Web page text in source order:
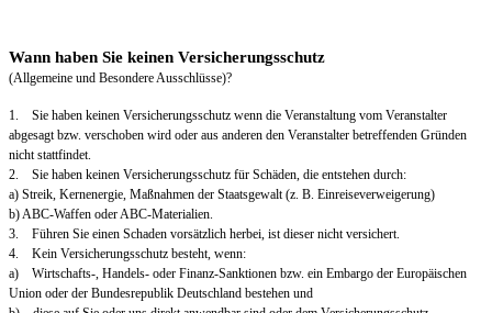
Wann haben Sie keinen Versicherungsschutz
(Allgemeine und Besondere Ausschlüsse)?
1. Sie haben keinen Versicherungsschutz wenn die Veranstaltung vom Veranstalter
abgesagt bzw. verschoben wird oder aus anderen den Veranstalter betreffenden Gründen
nicht stattfindet.
2. Sie haben keinen Versicherungsschutz für Schäden, die entstehen durch:
a) Streik, Kernenergie, Maßnahmen der Staatsgewalt (z. B. Einreiseverweigerung)
b) ABC-Waffen oder ABC-Materialien.
3. Führen Sie einen Schaden vorsätzlich herbei, ist dieser nicht versichert.
4. Kein Versicherungsschutz besteht, wenn:
a) Wirtschafts-, Handels- oder Finanz-Sanktionen bzw. ein Embargo der Europäischen
Union oder der Bundesrepublik Deutschland bestehen und